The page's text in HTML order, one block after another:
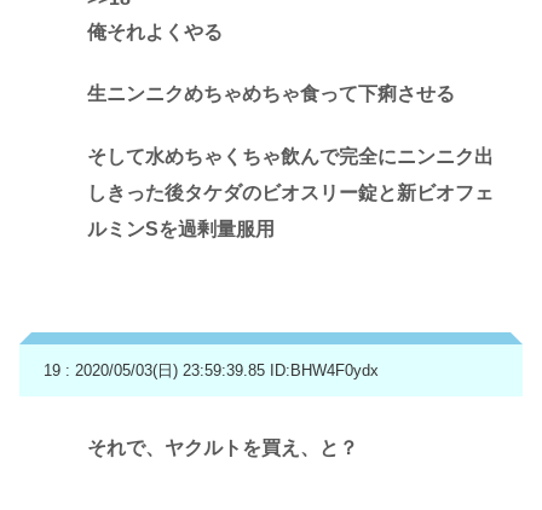
俺それよくやる
生ニンニクめちゃめちゃ食って下痢させる
そして水めちゃくちゃ飲んで完全にニンニク出
しきった後タケダのビオスリー錠と新ビオフェ
ルミンSを過剰量服用
19 : 2020/05/03(日) 23:59:39.85 ID:BHW4F0ydx
それで、ヤクルトを買え、と？